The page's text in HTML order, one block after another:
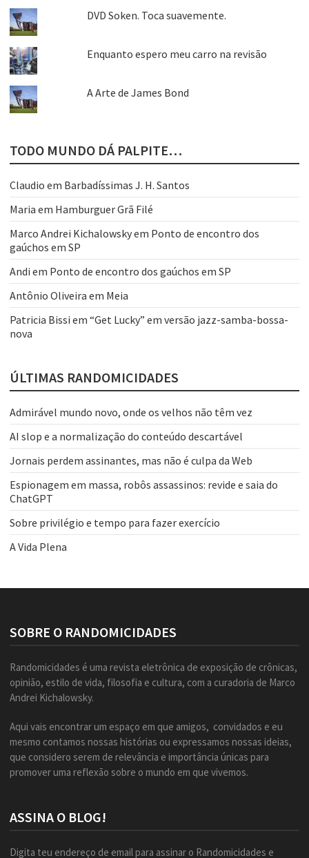
DVD Soken. Toca suavemente.
Enquanto espero meu carro na revisão
A Arte de James Bond
TODO MUNDO DÁ PALPITE…
Claudio em Barbadíssimas J. H. Santos
Maria em Hamburguer Grã Filé
Marco Andrei Kichalowskyem Ponto de encontro dos
gaúchos em SP
Andi em Ponto de encontro dos gaúchos em SP
Antônio Oliveira em Meia
Patricia Bissi em “Get Lucky” em versão jazz-samba-bossa-
nova
ÚLTIMAS RANDOMICIDADES
Admirável mundo novo, onde os velhos não têm vez
AI slop e a normalização do conteúdo descartável
Jornais perdem assinantes, mas não é culpa da Web
Espionagem em massa, robôs assassinos: revide e saia do
ChatGPT
Sobre privilégio e tempo para fazer exercício
A Vida Plena
SOBRE O RANDOMICIDADES
Randomicidades é uma revista eletrônica de exposição de crônicas,
opinião, estilo de vida, filosofia e cultura, com a curadoria de Marco
Andrei Kichalowsky.
Aqui vais encontrar um espaço em que amigos, convidados e eu
mesmo contamos nossas histórias ou expressamos nossas ideias,
que considero serem de relevância e importância únicas para
promover uma reflexão sobre o mundo em que vivemos.
ASSINA O BLOG!
Digita teu endereço de email para assinar o Randomicidades e